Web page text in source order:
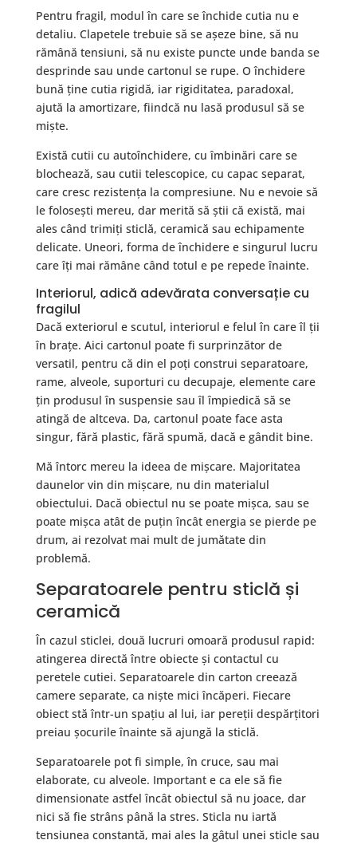
Pentru fragil, modul în care se închide cutia nu e
detaliu. Clapetele trebuie să se așeze bine, să nu
rămână tensiuni, să nu existe puncte unde banda se
desprinde sau unde cartonul se rupe. O închidere
bună ține cutia rigidă, iar rigiditatea, paradoxal,
ajută la amortizare, fiindcă nu lasă produsul să se
miște.
Există cutii cu autoînchidere, cu îmbinări care se
blochează, sau cutii telescopice, cu capac separat,
care cresc rezistența la compresiune. Nu e nevoie să
le folosești mereu, dar merită să știi că există, mai
ales când trimiți sticlă, ceramică sau echipamente
delicate. Uneori, forma de închidere e singurul lucru
care îți mai rămâne când totul e pe repede înainte.
Interiorul, adică adevărata conversație cu
fragilul
Dacă exteriorul e scutul, interiorul e felul în care îl ții
în brațe. Aici cartonul poate fi surprinzător de
versatil, pentru că din el poți construi separatoare,
rame, alveole, suporturi cu decupaje, elemente care
țin produsul în suspensie sau îl împiedică să se
atingă de altceva. Da, cartonul poate face asta
singur, fără plastic, fără spumă, dacă e gândit bine.
Mă întorc mereu la ideea de mișcare. Majoritatea
daunelor vin din mișcare, nu din materialul
obiectului. Dacă obiectul nu se poate mișca, sau se
poate mișca atât de puțin încât energia se pierde pe
drum, ai rezolvat mai mult de jumătate din
problemă.
Separatoarele pentru sticlă și
ceramică
În cazul sticlei, două lucruri omoară produsul rapid:
atingerea directă între obiecte și contactul cu
peretele cutiei. Separatoarele din carton creează
camere separate, ca niște mici încăperi. Fiecare
obiect stă într-un spațiu al lui, iar pereții despărțitori
preiau șocurile înainte să ajungă la sticlă.
Separatoarele pot fi simple, în cruce, sau mai
elaborate, cu alveole. Important e ca ele să fie
dimensionate astfel încât obiectul să nu joace, dar
nici să fie strâns până la stres. Sticla nu iartă
tensiunea constantă, mai ales la gâtul unei sticle sau